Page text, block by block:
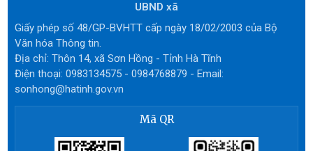
UBND xã
Giấy phép số 48/GP-BVHTT cấp ngày 18/02/2003 của Bộ
Văn hóa Thông tin.
Địa chỉ: Thôn 14, xã Sơn Hồng - Tỉnh Hà Tĩnh
Điện thoại: 0983134575 - 0984768879 - Email:
sonhong@hatinh.gov.vn
Mã QR